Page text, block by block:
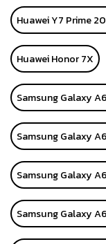
Huawei Y7 Prime
Huawei Honor 7X
Samsung Galaxy
Samsung Galaxy
Samsung Galaxy
Samsung Galaxy